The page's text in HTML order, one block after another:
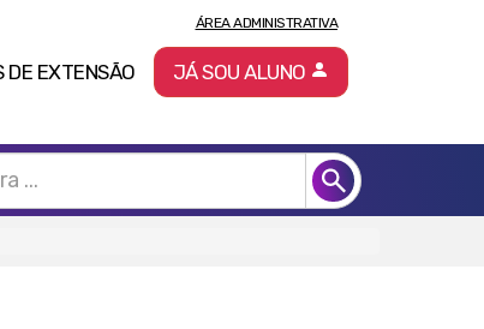
DE EXTENSÃO
ÁREA ADMINISTRATIVA
JÁ SOU ALUNO